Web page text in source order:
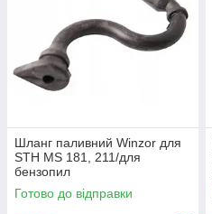
Шланг паливний Winzor для
STH MS 181, 211/для
бензопил
Готово до відправки